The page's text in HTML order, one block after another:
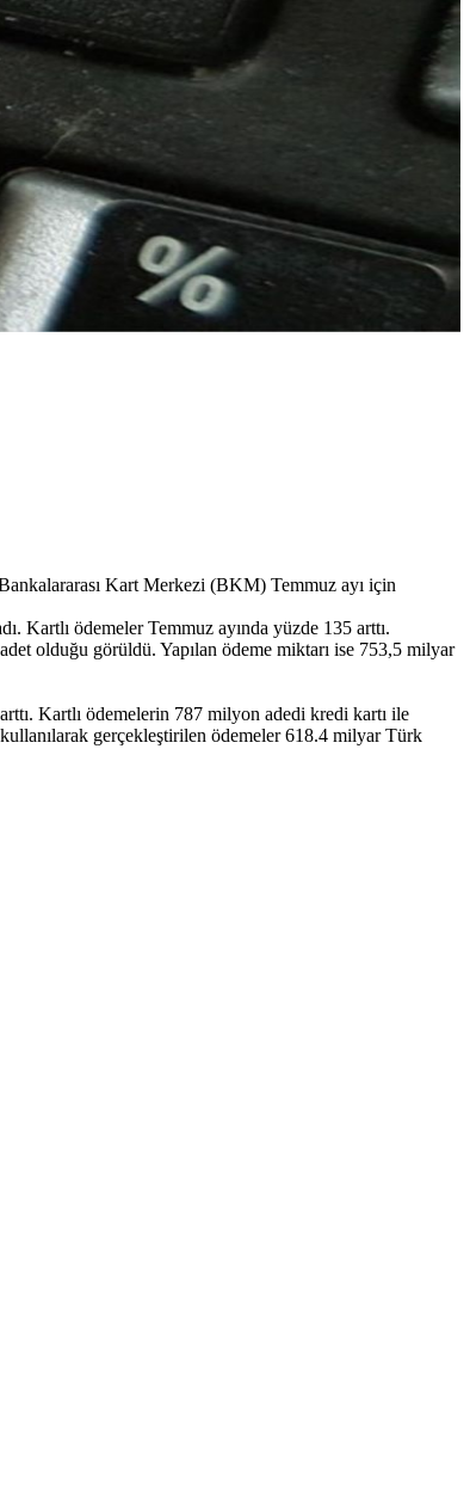
Kart Merkezi (BKM) Temmuz ayı için
Kartlı ödemeler Temmuz ayında yüzde 135 arttı.
olduğu görüldü. Yapılan ödeme miktarı ise 753,5 milyar
Kartlı ödemelerin 787 milyon adedi kredi kartı ile
kullanılarak gerçekleştirilen ödemeler 618.4 milyar Türk